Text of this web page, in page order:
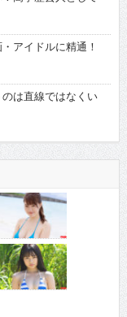
アイドルに精通！
は直線ではなくい